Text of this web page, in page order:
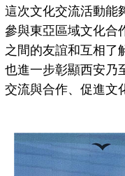
這次文化交流活動能
參與東亞區域文化合
之間的友誼和互相了
也進一步彰顯西安乃
交流與合作、促進文